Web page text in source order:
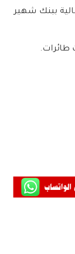
مرابحات مالية ببنك شهير
طائرات.